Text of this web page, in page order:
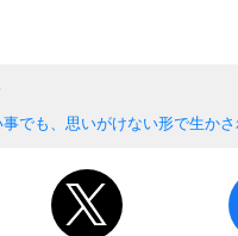
でも、思いがけない形で生かさ